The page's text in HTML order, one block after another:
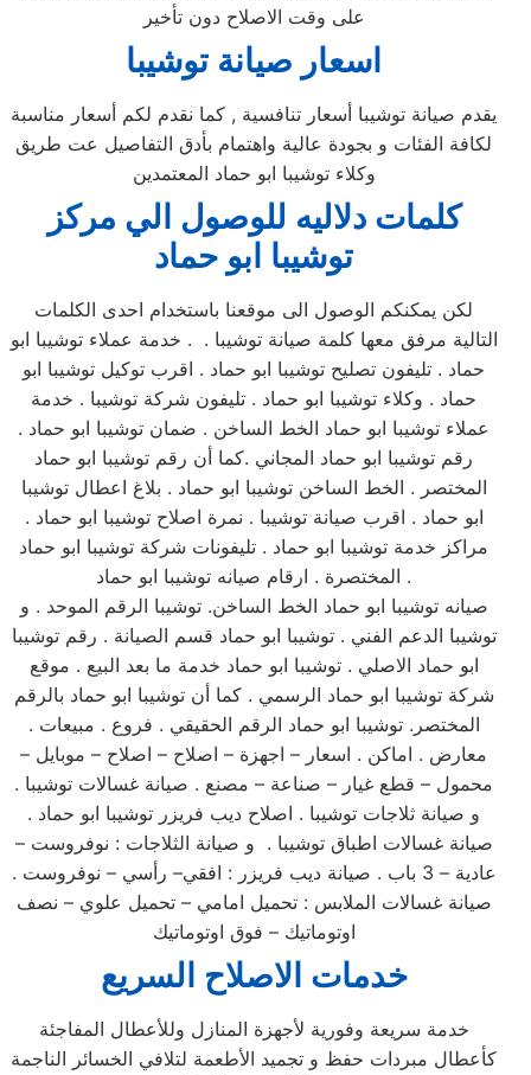
على وقت الاصلاح دون تأخير
اسعار صيانة توشيبا
يقدم صيانة توشيبا أسعار تنافسية , كما نقدم لكم أسعار مناسبة
لكافة الفئات و بجودة عالية واهتمام بأدق التفاصيل عت طريق
وكلاء توشيبا ابو حماد المعتمدين
كلمات دلاليه للوصول الي مركز
توشيبا ابو حماد
لكن يمكنكم الوصول الى موقعنا باستخدام احدى الكلمات
التالية مرفق معها كلمة صيانة توشيبا . . خدمة عملاء توشيبا ابو
حماد . تليفون تصليح توشيبا ابو حماد . اقرب توكيل توشيبا ابو
حماد . وكلاء توشيبا ابو حماد . تليفون شركة توشيبا . خدمة
عملاء توشيبا ابو حماد الخط الساخن . ضمان توشيبا ابو حماد .
رقم توشيبا ابو حماد المجاني .كما أن رقم توشيبا ابو حماد
المختصر . الخط الساخن توشيبا ابو حماد . بلاغ اعطال توشيبا
ابو حماد . اقرب صيانة توشيبا . نمرة اصلاح توشيبا ابو حماد .
مراكز خدمة توشيبا ابو حماد . تليفونات شركة توشيبا ابو حماد
المختصرة . ارقام صيانه توشيبا ابو حماد .
صيانه توشيبا ابو حماد الخط الساخن. توشيبا الرقم الموحد . و
توشيبا الدعم الفني . توشيبا ابو حماد قسم الصيانة . رقم توشيبا
ابو حماد الاصلي . توشيبا ابو حماد خدمة ما بعد البيع . موقع
شركة توشيبا ابو حماد الرسمي . كما أن توشيبا ابو حماد بالرقم
المختصر. توشيبا ابو حماد الرقم الحقيقي . فروع . مبيعات .
معارض . اماكن . اسعار – اجهزة – اصلاح – اصلاح – موبايل –
محمول – قطع غيار – صناعة – مصنع . صيانة غسالات توشيبا .
و صيانة ثلاجات توشيبا . اصلاح ديب فريزر توشيبا ابو حماد .
صيانة غسالات اطباق توشيبا . و صيانة الثلاجات : نوفروست –
عادية – 3 باب . صيانة ديب فريزر : افقي– رأسي – نوفروست .
صيانة غسالات الملابس : تحميل امامي – تحميل علوي – نصف
اوتوماتيك – فوق اوتوماتيك
خدمات الاصلاح السريع
خدمة سريعة وفورية لأجهزة المنازل وللأعطال المفاجئة
كأعطال مبردات حفظ و تجميد الأطعمة لتلافي الخسائر الناجمة